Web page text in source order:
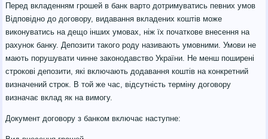
Перед вкладенням грошей в банк варто дотримуватись певних умов
Відповідно до договору, видавання вкладених коштів може
виконуватись на дещо інших умовах, ніж їх початкове внесення на
рахунок банку. Депозити такого роду називають умовними. Умови не
мають порушувати чинне законодавство України. Не менш поширені
строкові депозити, які включають додавання коштів на конкретний
визначений строк. В той же час, відсутність терміну договору
визначає вклад як на вимогу.
Документ договору з банком включає наступне: